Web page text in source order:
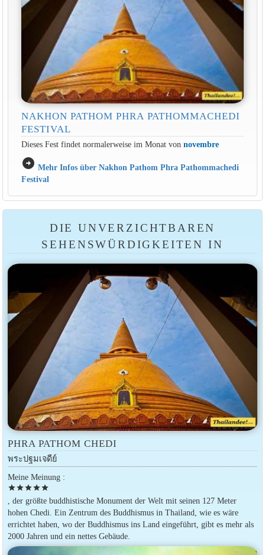
NAKHON PATHOM PHRA PATHOMMACHEDI
FESTIVAL
Dieses Fest findet normalerweise im Monat von novembre
arrow_circle_right Mehr Infos über Nakhon Pathom Phra Pathommachedi
Festival
DIE UNVERZICHTBAREN
SEHENSWÜRDIGKEITEN IN
PHRA PATHOM CHEDI
พระปฐมเจดีย์
Meine Meinung :
starstarstarstarstar
, der größte buddhistische Monument der Welt mit seinen 127 Meter
hohen Chedi. Ein Zentrum des Buddhismus in Thailand, wie es wäre
errichtet haben, wo der Buddhismus ins Land eingeführt, gibt es mehr als
2000 Jahren und ein nettes Gebäude.